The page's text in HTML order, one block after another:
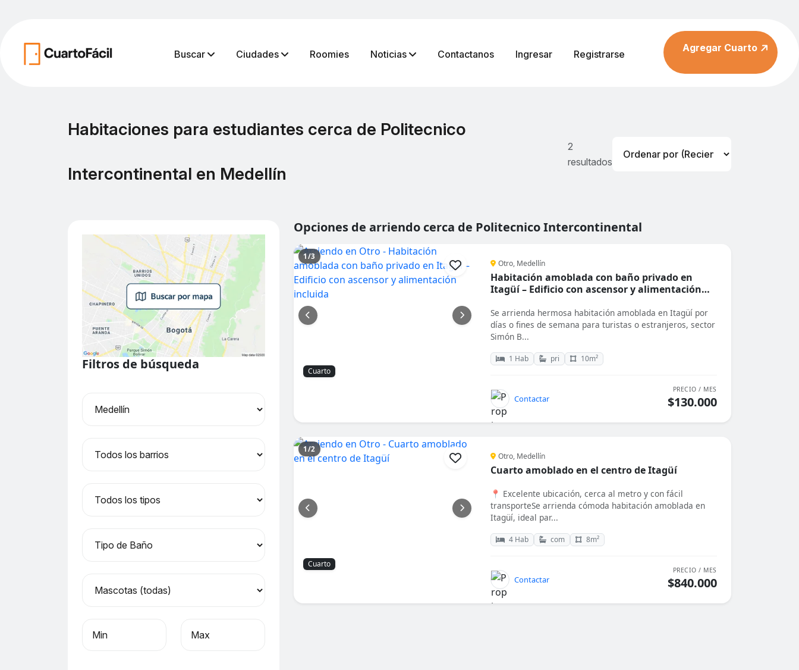
Buscar Ciudades Roomies Noticias Contactanos Ingresar Registrarse
Agregar Cuarto
Habitaciones para estudiantes cerca de Politecnico
Intercontinental en Medellín
2
resultados
Filtros de búsqueda
Opciones de arriendo cerca de Politecnico Intercontinental
1/3
Cuarto
Otro, Medellín
Habitación amoblada con baño privado en
Itagüí – Edificio con ascensor y alimentación
Se arrienda hermosa habitación amoblada en Itagüí por
días o fines de semana para turistas o estranjeros, sector
Simón B...
1 Hab pri 10m²
Contactar
PRECIO / MES
$130.000
1/2
Cuarto
Otro, Medellín
Cuarto amoblado en el centro de Itagüí
📍 Excelente ubicación, cerca al metro y con fácil
transporteSe arrienda cómoda habitación amoblada en
Itagüí, ideal par...
4 Hab com 8m²
Contactar
PRECIO / MES
$840.000